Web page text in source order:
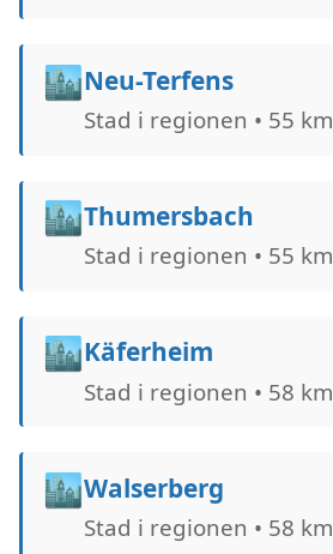
🏙️Neu-Terfens
Stad i regionen • 55 km
🏙️Thumersbach
Stad i regionen • 55 km
🏙️Käferheim
Stad i regionen • 58 km
🏙️Walserberg
Stad i regionen • 58 km